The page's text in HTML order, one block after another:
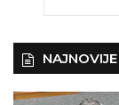
NAJNOVIJE